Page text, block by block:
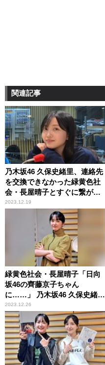
関連記事
乃木坂46 久保史緒里、連絡先
を交換できなかった緑黄色社
会・長屋晴子とすぐに繋がれ
たことを明かす「『お久しぶ
りです。日向坂46の齊藤京子
です』と……」
2023.12.19
緑黄色社会・長屋晴子「日向
坂46の齊藤京子ちゃん
に……」 乃木坂46 久保史緒里
の連絡先をゲットの経緯明か
す
2023.12.26